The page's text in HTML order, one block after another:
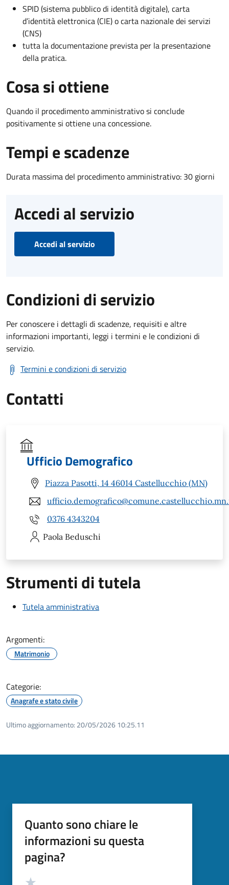
SPID (sistema pubblico di identità digitale), carta
d’identità elettronica (CIE) o carta nazionale dei servizi
(CNS)
tutta la documentazione prevista per la presentazione
della pratica.
Cosa si ottiene
Quando il procedimento amministrativo si conclude
positivamente si ottiene una concessione.
Tempi e scadenze
Durata massima del procedimento amministrativo: 30 giorni
Accedi al servizio
Accedi al servizio
Condizioni di servizio
Per conoscere i dettagli di scadenze, requisiti e altre
informazioni importanti, leggi i termini e le condizioni di
servizio.
Termini e condizioni di servizio
Contatti
Ufficio Demografico
Piazza Pasotti, 14 46014 Castellucchio (MN)
0376 4343204
Paola Beduschi
Strumenti di tutela
Tutela amministrativa
Argomenti:
Matrimonio
Categorie:
Anagrafe e stato civile
Ultimo aggiornamento: 20/05/2026 10:25.11
Quanto sono chiare le
informazioni su questa
pagina?
Valutazione